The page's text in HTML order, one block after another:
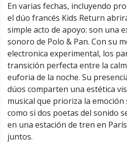
En varias fechas, incluyendo
el dúo francés Kids Return
simple acto de apoyo: son una
sonoro de Polo & Pan. Con su
electronica experimental, los
transición perfecta entre la
euforia de la noche. Su
dúos comparten una estética
musical que prioriza la emoción
como si dos poetas del sonido
en una estación de tren en
juntos.